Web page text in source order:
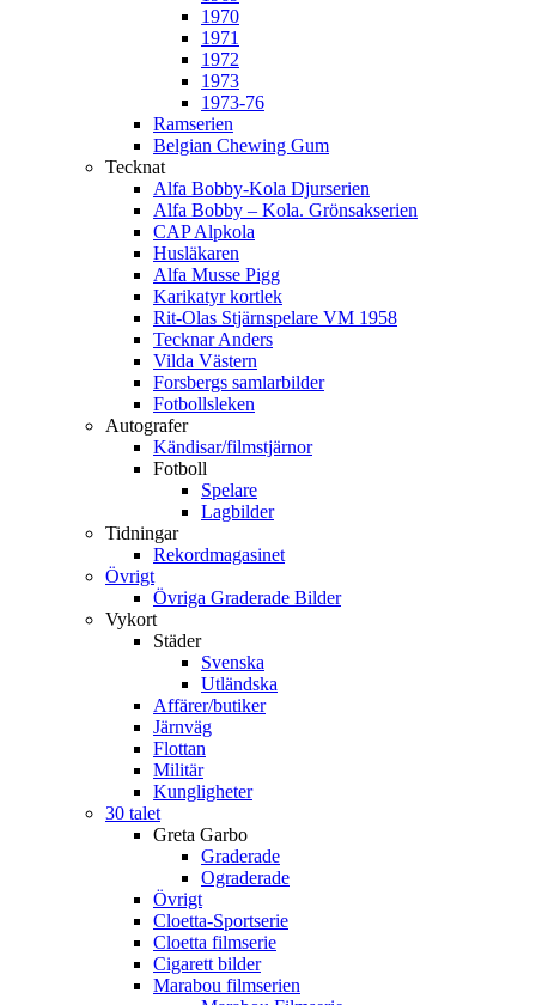
1970
1971
1972
1973
1973-76
Ramserien
Belgian Chewing Gum
Tecknat
Alfa Bobby-Kola Djurserien
Alfa Bobby – Kola. Grönsakserien
CAP Alpkola
Husläkaren
Alfa Musse Pigg
Karikatyr kortlek
Rit-Olas Stjärnspelare VM 1958
Tecknar Anders
Vilda Västern
Forsbergs samlarbilder
Fotbollsleken
Autografer
Kändisar/filmstjärnor
Fotboll
Spelare
Lagbilder
Tidningar
Rekordmagasinet
Övrigt
Övriga Graderade Bilder
Vykort
Städer
Svenska
Utländska
Affärer/butiker
Järnväg
Flottan
Militär
Kungligheter
30 talet
Greta Garbo
Graderade
Ograderade
Övrigt
Cloetta-Sportserie
Cloetta filmserie
Cigarett bilder
Marabou filmserien